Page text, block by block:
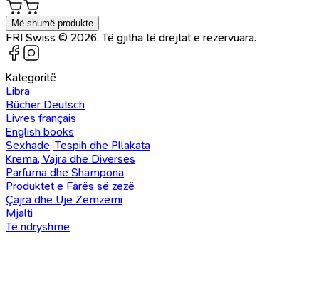
Më shumë produkte
FRI Swiss © 2026. Të gjitha të drejtat e rezervuara.
Kategoritë
Libra
Bücher Deutsch
Livres français
English books
Sexhade, Tespih dhe Pllakata
Krema, Vajra dhe Diverses
Parfuma dhe Shampona
Produktet e Farës së zezë
Çajra dhe Uje Zemzemi
Mjalti
Të ndryshme